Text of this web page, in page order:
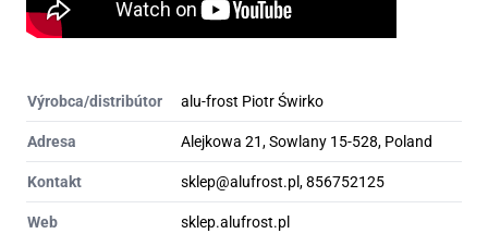
Výrobca/distribútor alu-frost Piotr Świrko
Adresa Alejkowa 21, Sowlany 15-528, Poland
Kontakt sklep@alufrost.pl, 856752125
Web sklep.alufrost.pl